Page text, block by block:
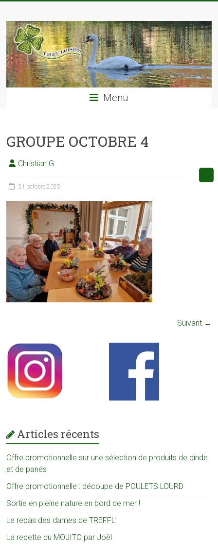
content
TREFF'LOISIRS
Menu
GROUPE OCTOBRE 4
Christian G.
21 octobre 2025
Suivant →
Articles récents
Offre promotionnelle sur une sélection de produits de dinde
et de panés
Offre promotionnelle : découpe de POULETS LOURD
Sortie en pleine nature en bord de mer !
Le repas des dames de TREFFL’
La recette du MOJITO par Joël